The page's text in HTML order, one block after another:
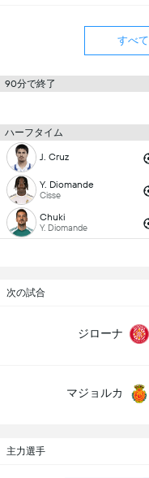
すべて
90分で終了
ハーフタイム
J. Cruz
Y. Diomande
Cisse
Chuki
Y. Diomande
次の試合
ジローナ
マジョルカ
主力選手